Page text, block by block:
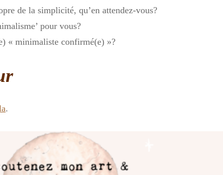
de la simplicité, qu’en attendez-vous?
pour vous?
« minimaliste confirmé(e) »?
.